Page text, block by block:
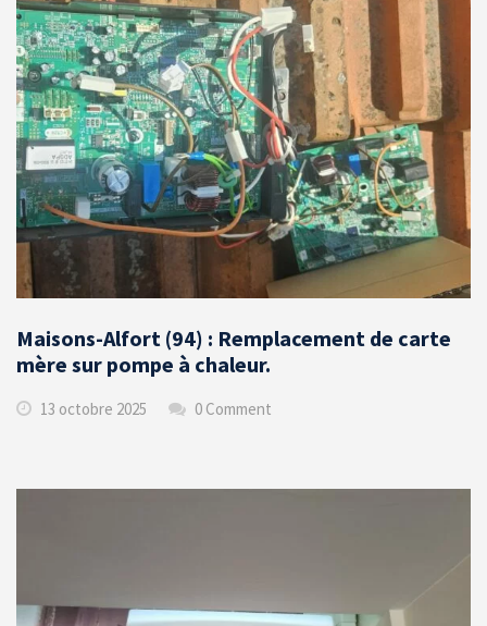
Maisons-Alfort (94) : Remplacement de carte
mère sur pompe à chaleur.
13 octobre 2025 0 Comment